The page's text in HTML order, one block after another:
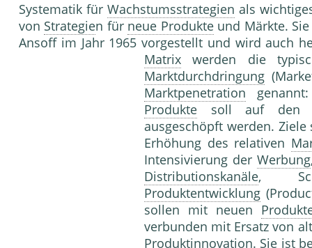
Systematik für Wachstumsstrategien als
von Strategien für neue Produkteund Märkte.
Ansoff im Jahr 1965 vorgestellt und wird auch
Matrix werden die
Marktdurchdringung
Marktpenetration
Produkte soll auf den
ausgeschöpft werden.
Erhöhung des relativen
Intensivierung der Werbung
Distributionskanäle,
Produktentwicklung
sollen mit neuen
verbunden mit Ersatz von
Produktinnovation. Sie ist